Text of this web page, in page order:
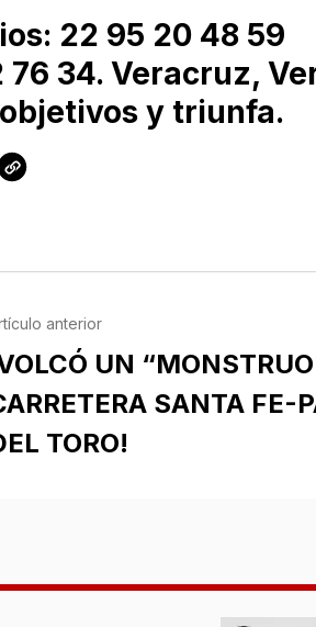
22 95 20 48 59
76 34. Veracruz,
y triunfa.
anterior
UN
SANTA FE-
TORO!